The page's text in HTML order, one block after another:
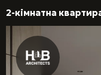
2-кімнатна